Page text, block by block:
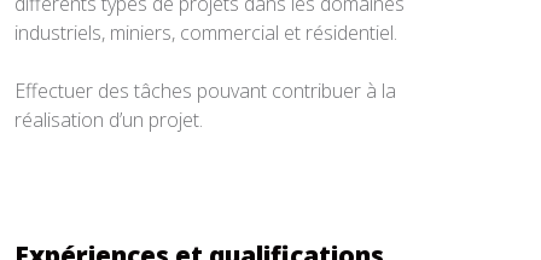
industriels, miniers, commercial et résidentiel.
Effectuer des tâches pouvant contribuer à la
réalisation d’un projet.